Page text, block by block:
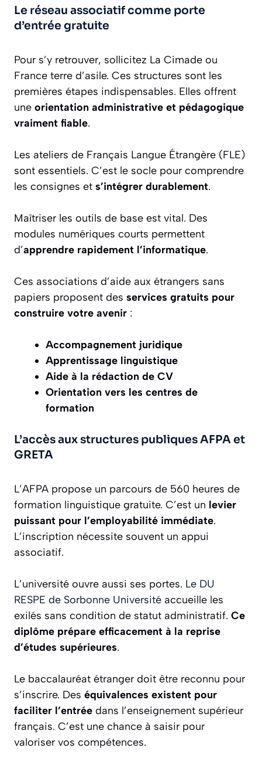
Le réseau associatif comme porte
d’entrée gratuite
Pour s’y retrouver, sollicitez La Cimade ou
France terre d’asile. Ces structures sont les
premières étapes indispensables. Elles offrent
une orientation administrative et pédagogique
vraiment fiable.
Les ateliers de Français Langue Étrangère (FLE)
sont essentiels. C’est le socle pour comprendre
les consignes et s’intégrer durablement.
Maîtriser les outils de base est vital. Des
modules numériques courts permettent
d’apprendre rapidement l’informatique.
Ces associations d’aide aux étrangers sans
papiers proposent des services gratuits pour
construire votre avenir :
Accompagnement juridique
Apprentissage linguistique
Aide à la rédaction de CV
Orientation vers les centres de
formation
L’accès aux structures publiques AFPA et
GRETA
L’AFPA propose un parcours de 560 heures de
formation linguistique gratuite. C’est un levier
puissant pour l’employabilité immédiate.
L’inscription nécessite souvent un appui
associatif.
L’université ouvre aussi ses portes. Le DU
RESPE de Sorbonne Université accueille les
exilés sans condition de statut administratif. Ce
diplôme prépare efficacement à la reprise
d’études supérieures.
Le baccalauréat étranger doit être reconnu pour
s’inscrire. Des équivalences existent pour
faciliter l’entrée dans l’enseignement supérieur
français. C’est une chance à saisir pour
valoriser vos compétences.